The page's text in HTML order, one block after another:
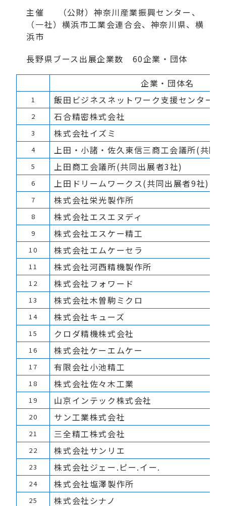
主催
（公財）神奈川産業振興センター、
（一社）横浜市工業会連合会、神奈川県、横
浜市
長野県ブース出展企業数 60企業・団体
企業・団体名
1 飯田ビジネスネットワーク支援センター(
2 石合精密株式会社
3 株式会社イズミ
4 上田・小諸・佐久東信三商工会議所(共同
5 上田商工会議所(共同出展者3社)
6 上田ドリームワークス(共同出展者9社)
7 株式会社栄光製作所
8 株式会社エスエヌディ
9 株式会社エスケー精工
10 株式会社エムケーセラ
11 株式会社河西精機製作所
12 株式会社フォワード
13 株式会社木曽駒ミクロ
14 株式会社キューズ
15 クロダ精機株式会社
16 株式会社ケーエムケー
17 有限会社小池精工
18 株式会社佐々木工業
19 山京インテック株式会社
20 サン工業株式会社
21 三全精工株式会社
22 株式会社サンリエ
23 株式会社ジェー.ピー.イー.
24 株式会社塩澤製作所
25 株式会社シナノ